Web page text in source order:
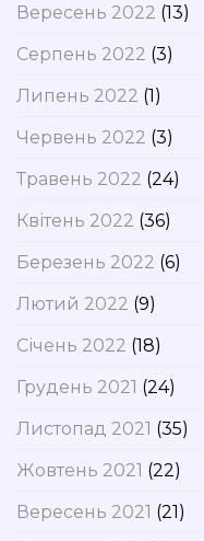
Вересень 2022 (13)
Серпень 2022 (3)
Липень 2022 (1)
Червень 2022 (3)
Травень 2022 (24)
Квітень 2022 (36)
Березень 2022 (6)
Лютий 2022 (9)
Січень 2022 (18)
Грудень 2021 (24)
Листопад 2021 (35)
Жовтень 2021 (22)
Вересень 2021 (21)